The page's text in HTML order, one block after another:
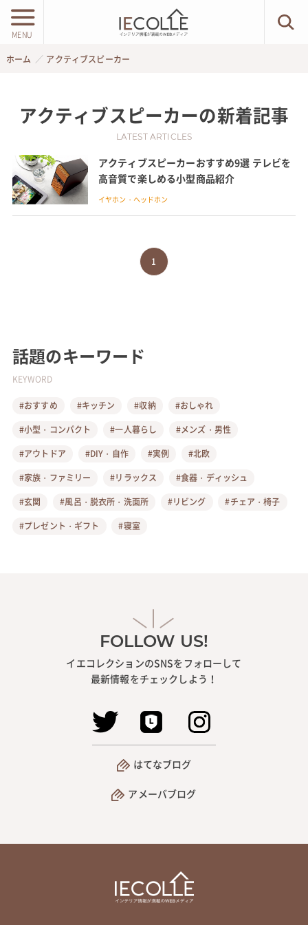
MENU
ホーム アクティブスピーカー
アクティブスピーカーの新着記事
LATEST ARTICLES
アクティブスピーカーおすすめ9選 テレビを
高音質で楽しめる小型商品紹介
イヤホン・ヘッドホン
1
話題のキーワード
KEYWORD
#おすすめ #キッチン #収納
#おしゃれ
#小型・コンパクト
#一人暮らし
#メンズ・男性
#アウトドア
#DIY・自作 #実例
#北欧
#家族・ファミリー
#リラックス
#食器・ディッシュ
#玄関
#風呂・脱衣所・洗面所 #リビング
#チェア・椅子
#プレゼント・ギフト
#寝室
FOLLOW US!
イエコレクションのSNSをフォローして
最新情報をチェックしよう！
はてなブログ
アメーバブログ